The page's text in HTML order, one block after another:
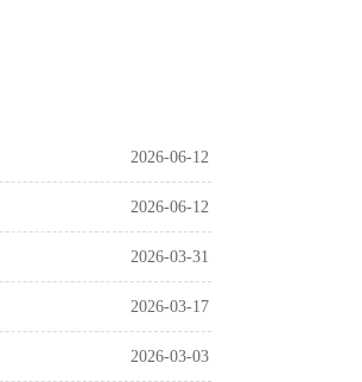
2026-06-12
2026-06-12
2026-03-31
2026-03-17
2026-03-03